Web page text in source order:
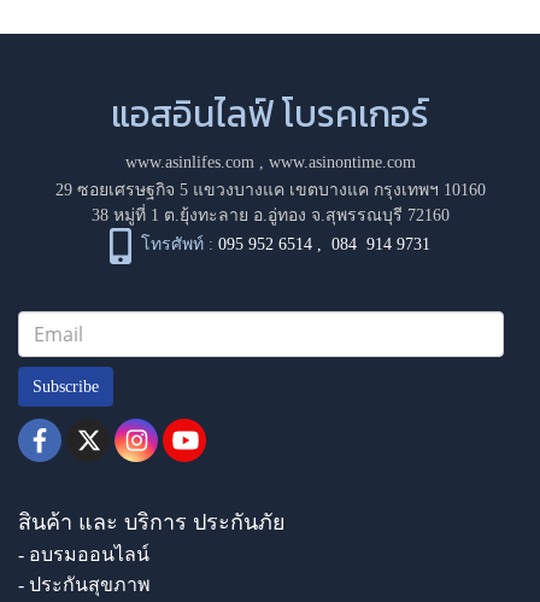
แอสอินไลฟ์ โบรคเกอร์
www.asinlifes.com, www.asinontime.com
29 ซอยเศรษฐกิจ 5 แขวงบางแค เขตบางแค กรุงเทพฯ 10160
38 หมู่ที่ 1 ต.ยุ้งทะลาย อ.อู่ทอง จ.สุพรรณบุรี 72160
โทรศัพท์ : 095 952 6514 ,084 914 9731
Subscribe
สินค้า และ บริการ ประกันภัย
- อบรมออนไลน์
- ประกันสุขภาพ